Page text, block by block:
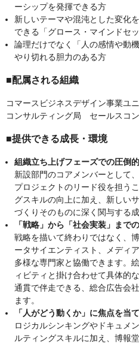
ーシップを発揮できる方
新しいテーマや混沌とした変化
できる「グロース・マインドセ
論理だけでなく「人の感情や動
やり切れる胆力のある方
■配属される組織
コマースビジネスデザイン事業ユ
コンサルティング局 セールスコ
■提供できる成長・環境
組織立ち上げフェーズでの圧倒
新設部門のコアメンバーとして
プロジェクトのリード役を担う
グスキルの向上に加え、新しい
づくりそのものに深く関与する
「戦略」から「社会実装」まで
戦略を描いて終わりではなく、
ータサイエンティスト、メディ
多様な専門家と協働できます。
ィビティと掛け合わせて具体的
通貫で伴走できる、総合広告会
ます。
「人がどう動くか」に焦点を当
ロジカルシンキングやドキュメ
ルティングスキルに加え、博報